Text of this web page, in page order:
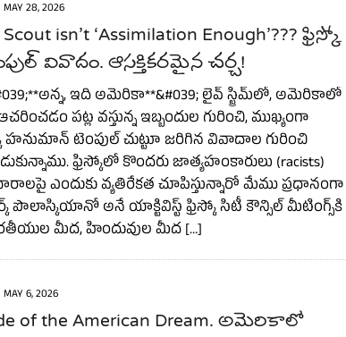
MAY 28, 2026
isn’t ‘Assimilation Enough’??? ఫ్రిస్కో
వివాదం. ఆసక్తికరమైన చర్చ!
ఇది అమెరికా**&#039; లైవ్ స్ట్రీమ్‌లో, అమెరికాలో
పట్ల వస్తున్న ఇబ్బందుల గురించి, ముఖ్యంగా
హనుమాన్ టెంపుల్ చుట్టూ జరిగిన వివాదాల గురించి
ఫ్రిస్కోలో కొందరు జాత్యహంకారులు (racists)
ఎందుకు వ్యతిరేకత చూపిస్తున్నారో మేము ప్రధానంగా
పొలాస్కియానో అనే యాక్టివిస్ట్ ఫ్రిస్కో సిటీ కౌన్సిల్ మీటింగ్స్‌కి
మీద, హిందువుల మీద […]
MAY 6, 2026
of the American Dream. అమెరికాలో